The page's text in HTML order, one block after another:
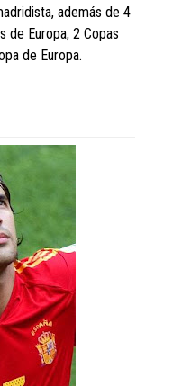
además de 4
de Europa, 2 Copas
de Europa.